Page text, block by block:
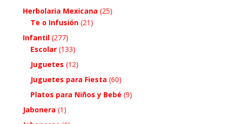
Herbolaria Mexicana (25)
Te o Infusión (21)
Infantil (277)
Escolar (133)
Juguetes (12)
Juguetes para Fiesta (60)
Platos para Niños y Bebé (9)
Jabonera (1)